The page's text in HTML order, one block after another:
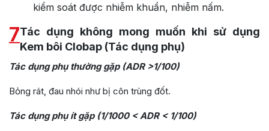
kiểm soát được nhiễm khuẩn, nhiễm nấm.
7Tác dụng không mong muốn khi sử dụng
Kem bôi Clobap (Tác dụng phụ)
Tác dụng phụ thường gặp (ADR >1/100)
Bỏng rát, đau nhói như bị côn trùng đốt.
Tác dụng phụ ít gặp (1/1000 < ADR < 1/100)